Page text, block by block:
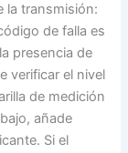
la transmisión:
de falla es
presencia de
verificar el nivel
de medición
añade
Si el